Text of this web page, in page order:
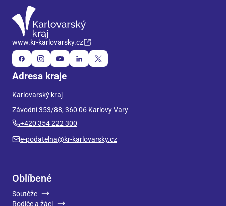
www.kr-karlovarsky.cz
Adresa kraje
Karlovarský kraj
Závodní 353/88, 360 06 Karlovy Vary
+420 354 222 300
e-podatelna@kr-karlovarsky.cz
Oblíbené
Soutěže
Rodiče a žáci